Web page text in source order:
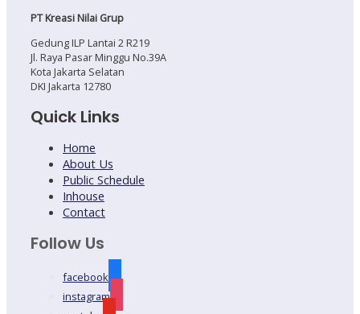
PT Kreasi Nilai Grup
Gedung ILP Lantai 2 R219
Jl. Raya Pasar Minggu No.39A
Kota Jakarta Selatan
DKI Jakarta 12780
Quick Links
Home
About Us
Public Schedule
Inhouse
Contact
Follow Us
facebook
instagram